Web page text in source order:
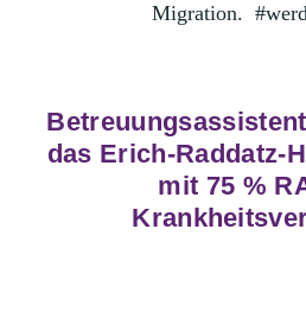
Migration.
das Erich-Raddatz-
mit 75 %